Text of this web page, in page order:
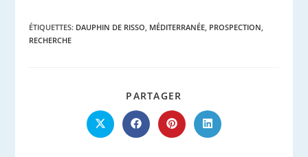
ÉTIQUETTES: DAUPHIN DE RISSO MÉDITERRANÉE PROSPECTION
RECHERCHE
PARTAGER
CONTENU
Ouvrir
dans
Ouvrir
dans
Ouvrir
dans
Ouvrir
dans